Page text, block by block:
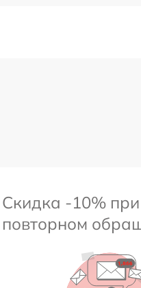
Скидка -10% при
повторном